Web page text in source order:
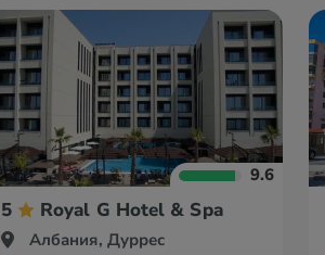
9.6
5 Royal G Hotel & Spa
Албания, Дуррес